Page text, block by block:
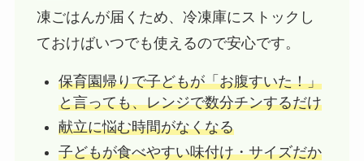
凍ごはんが届くため、冷凍庫にストックし
ておけばいつでも使えるので安心です。
保育園帰りで子どもが「お腹すいた！」
と言っても、レンジで数分チンするだけ
献立に悩む時間がなくなる
子どもが食べやすい味付け・サイズだか